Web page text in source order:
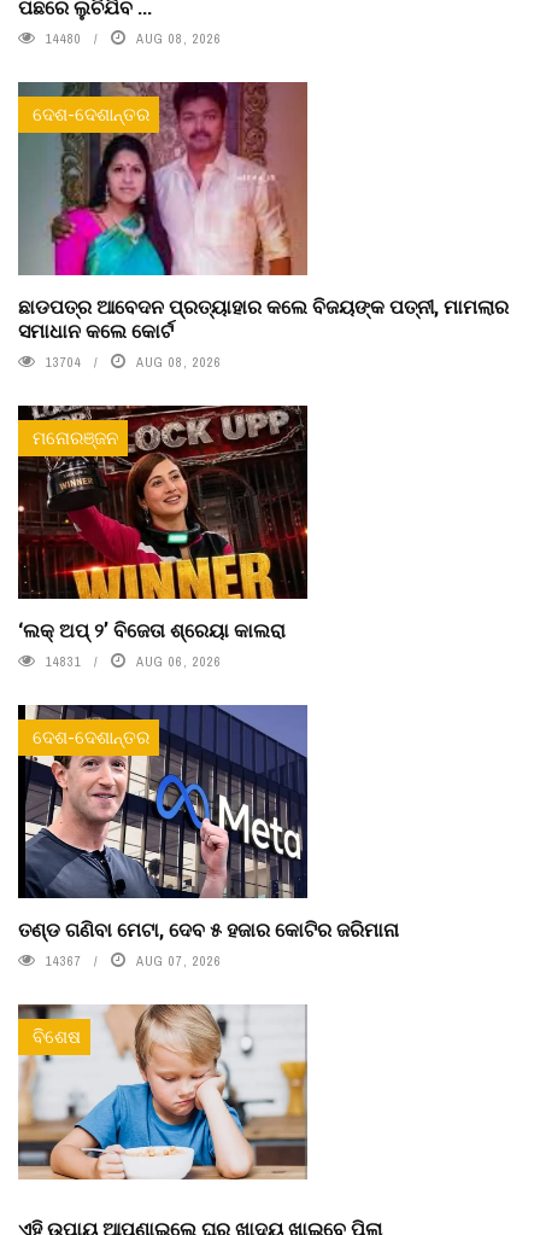
ପଛରେ ଲୁଚିଯିବ ...
14480 AUG 08, 2026
ଦେଶ-ଦେଶାନ୍ତର
ଛାଡପତ୍ର ଆବେଦନ ପ୍ରତ୍ୟାହାର କଲେ ବିଜୟଙ୍କ ପତ୍ନୀ, ମାମଲାର
ସମାଧାନ କଲେ କୋର୍ଟ
13704 AUG 08, 2026
ମନୋରଞ୍ଜନ
‘ଲକ୍ ଅପ୍ ୨’ ବିଜେତା ଶ୍ରେୟା କାଲରା
14831 AUG 06, 2026
ଦେଶ-ଦେଶାନ୍ତର
ତଣ୍ଡ ଗଣିବା ମେଟା, ଦେବ ୫ ହଜାର କୋଟିର ଜରିମାନା
14367 AUG 07, 2026
ବିଶେଷ
ଏହି ଉପାୟ ଆପଣାଇଲେ ଘର ଖାଦ୍ୟ ଖାଇବେ ପିଲା